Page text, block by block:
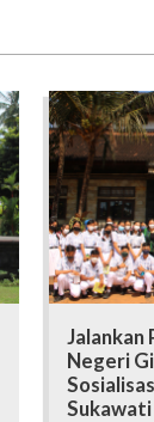
Jalankan
Negeri
Sukawati